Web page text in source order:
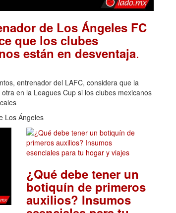
de Los Ángeles FC
que los clubes
están en desventaja.
entrenador del LAFC, considera que la
en la Leagues Cup si los clubes mexicanos
Los Ángeles
¿Qué debe tener un
botiquín de primeros
auxilios? Insumos